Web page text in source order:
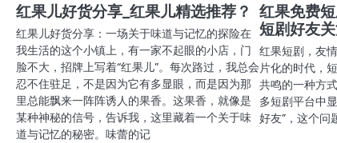
航
红果儿好货分享_红果儿精选推荐？
红果儿好货分享：一场关于味道与记忆的探险在
我生活的这个小镇上，有一家不起眼的小店，门
脸不大，招牌上写着“红果儿”。每次路过，我总会
忍不住驻足，不是因为它有多显眼，而是因为那
里总能飘来一阵阵诱人的果香。这果香，就像是
某种神秘的信号，告诉我，这里藏着一个关于味
道与记忆的秘密。味蕾的记
红果免费
短剧好友
红果短剧，友
片化的时代，
共鸣的一种方
多短剧平台中
好友”，这个问